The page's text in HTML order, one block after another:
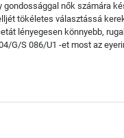
nők számára
tökéletes választássá
lényegesen könnyebb,
G/S 086/U1 -et most az